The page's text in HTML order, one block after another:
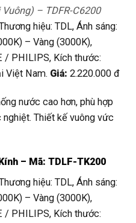
– TDFR-C6200
hiệu: TDL, Ánh sáng:
– Vàng (3000K),
/ PHILIPS, Kích thước:
Việt Nam. Giá: 2.220.000 đ
nước cao hơn, phù hợp
Thiết kế vuông vức
– Mã: TDLF-TK200
hiệu: TDL, Ánh sáng:
– Vàng (3000K),
/ PHILIPS, Kích thước: